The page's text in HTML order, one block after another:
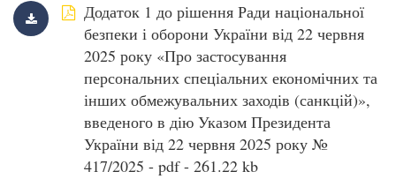
Додаток 1 до рішення Ради національної
безпеки і оборони України від 22 червня
2025 року «Про застосування
персональних спеціальних економічних та
інших обмежувальних заходів (санкцій)»,
введеного в дію Указом Президента
України від 22 червня 2025 року №
417/2025 - pdf - 261.22 kb